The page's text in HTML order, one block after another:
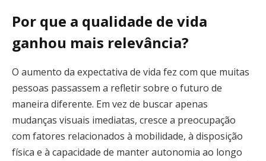
Por que a qualidade de vida
ganhou mais relevância?
O aumento da expectativa de vida fez com que muitas
pessoas passassem a refletir sobre o futuro de
maneira diferente. Em vez de buscar apenas
mudanças visuais imediatas, cresce a preocupação
com fatores relacionados à mobilidade, à disposição
física e à capacidade de manter autonomia ao longo